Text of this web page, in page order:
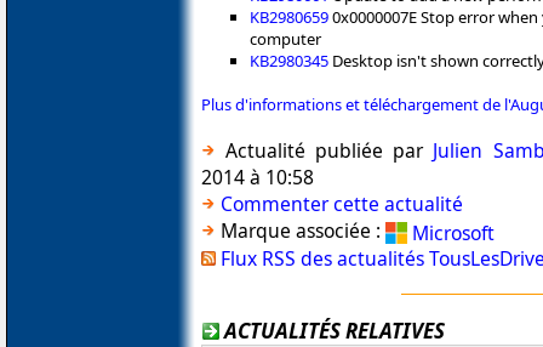
KB29806590x0000007E Stop error
computer
KB2980345 Desktop isn't shown
Plus d'informations et téléchargement de
Actualité publiée par Julien
2014 à 10:58
Commenter cette actualité
Marque associée :
Microsoft
Flux RSS des actualités
ACTUALITÉS RELATIVES